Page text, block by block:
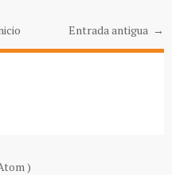
Entrada antigua →
)